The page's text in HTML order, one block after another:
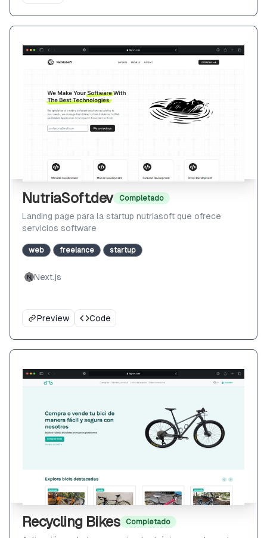
NutriaSoft.dev Completado
Landing page para la startup nutriasoft que ofrece
servicios software
web freelance startup
Next.js
Preview Code
Recycling Bikes Completado